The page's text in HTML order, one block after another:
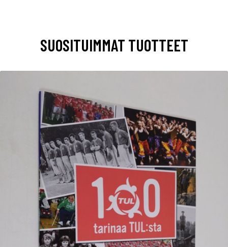
SUOSITUIMMAT TUOTTEET